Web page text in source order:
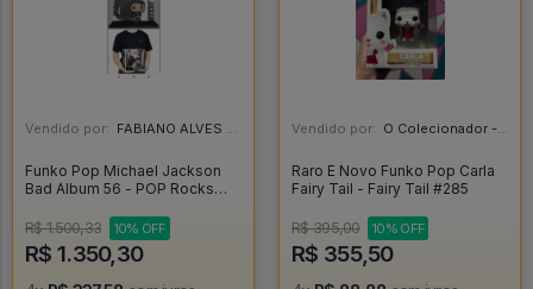
Vendido por: FABIANO ALVES - RJ
Funko Pop Michael Jackson
Bad Album 56 - POP Rocks
R$ 1.500,33
10% OFF
R$ 1.350,30
Vendido por: O Colecionador - SP
Raro E Novo Funko Pop Carla
Fairy Tail - Fairy Tail #285
R$ 395,00 10% OFF
R$ 355,50